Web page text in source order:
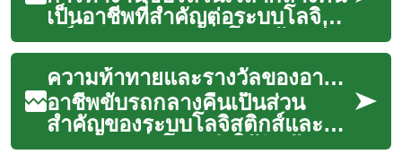
เป็นอาชีพที่สำคัญต่อระบบโลจิสติ
กส์และการขนส่งทั่วโลก ผู้ขับขี่กะ
ดึกมีบทบาทสำคัญในการ
เคลื่อน...
ความท้าทายและรางวัลของอาชีพขับรถกลางคืน
อาชีพขับรถกลางคืนเป็นส่วน
สำคัญของระบบโลจิสติกส์และ
การขนส่งทั่วโลก ทำให้สินค้าและ